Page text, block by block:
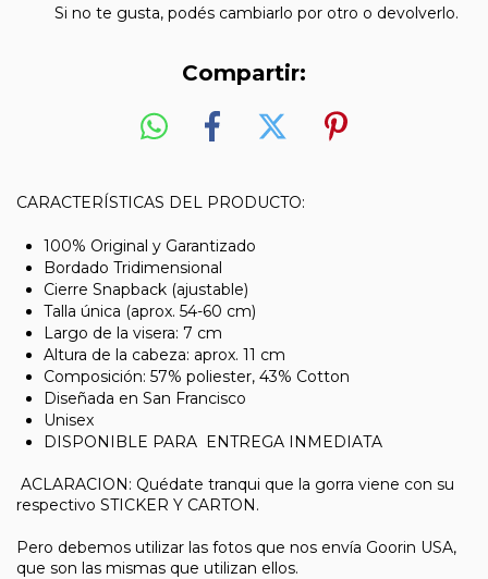
Si no te gusta, podés cambiarlo por otro o devolverlo.
Compartir:
CARACTERÍSTICAS DEL PRODUCTO:
100% Original y Garantizado
Bordado Tridimensional
Cierre Snapback (ajustable)
Talla única (aprox. 54-60 cm)
Largo de la visera: 7 cm
Altura de la cabeza: aprox. 11 cm
Composición: 57% poliester, 43% Cotton
Diseñada en San Francisco
Unisex
DISPONIBLE PARA ENTREGA INMEDIATA
ACLARACION: Quédate tranqui que la gorra viene con su
respectivo STICKER Y CARTON.
Pero debemos utilizar las fotos que nos envía Goorin USA,
que son las mismas que utilizan ellos.